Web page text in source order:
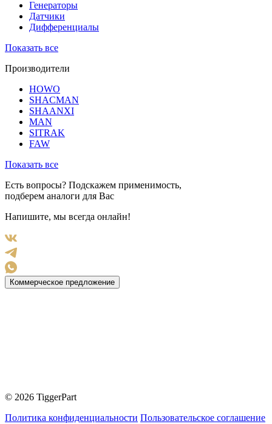
Генераторы
Датчики
Дифференциалы
Показать все
Производители
HOWO
SHACMAN
SHAANXI
MAN
SITRAK
FAW
Показать все
Есть вопросы? Подскажем применимость,
подберем аналоги для Вас
Напишите, мы всегда онлайн!
Коммерческое предложение
© 2026 TiggerPart
Политика конфиденциальности Пользовательское соглашение